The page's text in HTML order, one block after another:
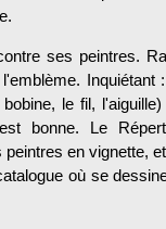
ses peintres.
le fil,
bonne. Le
en vignette,
où se